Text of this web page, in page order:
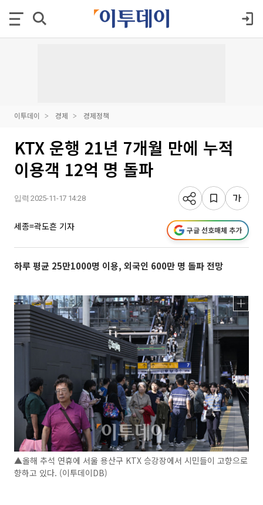
이투데이 경제 경제정책
KTX 운행 21년 7개월 만에 누적
이용객 12억 명 돌파
입력 2025-11-17 14:28
세종=곽도흔 기자 구글 선호매체 추가
하루 평균 25만1000명 이용, 외국인 600만 명 돌파 전망
▲올해 추석 연휴에 서울 용산구 KTX 승강장에서 시민들이 고향으로
향하고 있다. (이투데이DB)